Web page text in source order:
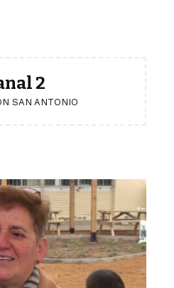
2
SAN ANTONIO